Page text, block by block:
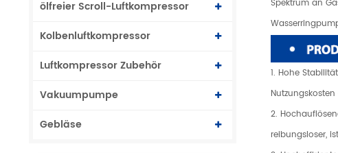
ölfreier Scroll-Luftkompressor
Kolbenluftkompressor
Luftkompressor Zubehör
Vakuumpumpe
Gebläse
Spektrum an
1. Hohe
2.
reibungsloser,